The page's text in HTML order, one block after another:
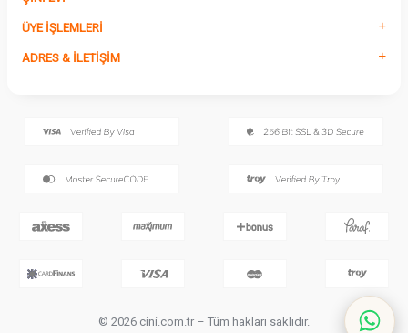
ÜYE İŞLEMLERI
ADRES & İLETIŞIM
© 2026 cini.com.tr – Tüm hakları saklıdır.